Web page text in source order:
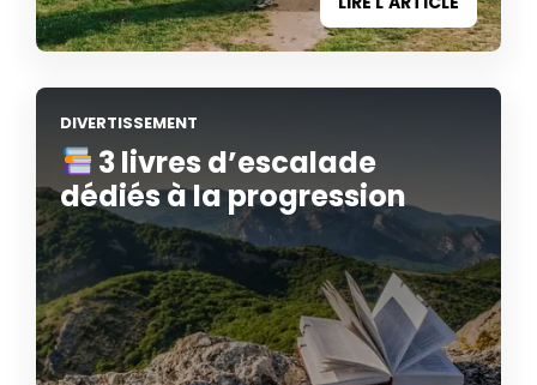
DIVERTISSEMENT
3 livres d’escalade
dédiés à la progression